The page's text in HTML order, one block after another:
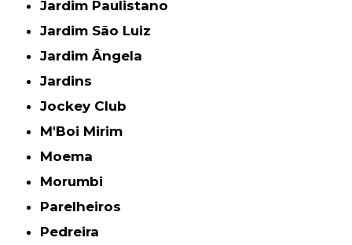
Jardim Paulistano
Jardim São Luiz
Jardim Ângela
Jardins
Jockey Club
M'Boi Mirim
Moema
Morumbi
Parelheiros
Pedreira